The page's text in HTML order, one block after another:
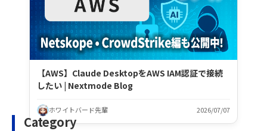
【AWS】Claude DesktopをAWS IAM認証で接続
したい | Nextmode Blog
ホワイトバード先輩 2026/07/07
Category